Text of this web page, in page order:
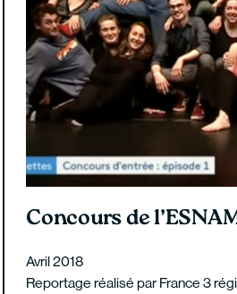
Concours de
Avril 2018
Reportage réalisé par France 3